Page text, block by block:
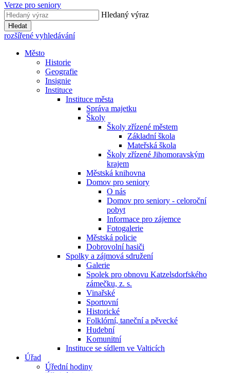
Verze pro seniory
Hledaný výraz
Hledat
rozšířené vyhledávání
Město
Historie
Geografie
Insignie
Instituce
Instituce města
Správa majetku
Školy
Školy zřízené městem
Základní škola
Mateřská škola
Školy zřízené Jihomoravským
krajem
Městská knihovna
Domov pro seniory
O nás
Domov pro seniory - celoroční
pobyt
Informace pro zájemce
Fotogalerie
Městská policie
Dobrovolní hasiči
Spolky a zájmová sdružení
Galerie
Spolek pro obnovu Katzelsdorfského
zámečku, z. s.
Vinařské
Sportovní
Historické
Folklórní, taneční a pěvecké
Hudební
Komunitní
Instituce se sídlem ve Valticích
Úřad
Úřední hodiny